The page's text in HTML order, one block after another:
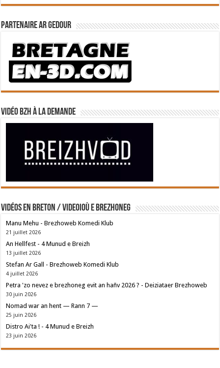
Partenaire Ar Gedour
Vidéo BZH à la demande
Vidéos en breton / Videoioù e brezhoneg
Manu Mehu - Brezhoweb Komedi Klub
21 juillet 2026
An Hellfest - 4 Munud e Breizh
13 juillet 2026
Stefan Ar Gall - Brezhoweb Komedi Klub
4 juillet 2026
Petra 'zo nevez e brezhoneg evit an hañv 2026 ? - Deiziataer Brezhoweb
30 juin 2026
Nomad war an hent — Rann 7 —
25 juin 2026
Distro Ai'ta ! - 4 Munud e Breizh
23 juin 2026